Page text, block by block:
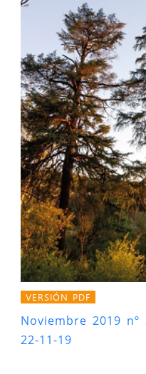
VERSIÓN PDF
Noviembre 2019 nº
22-11-19